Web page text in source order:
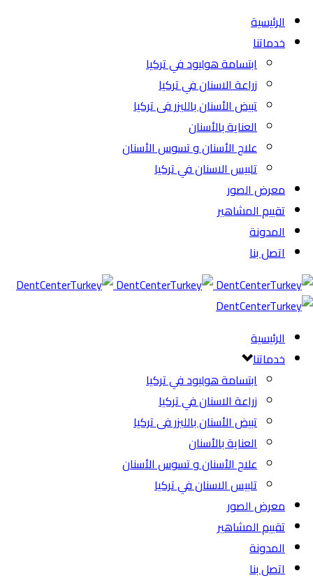
الرئيسية
خدماتنا
ابتسامة هوليود في تركيا
زراعة الاسنان في تركيا
تبيض الأسنان بالليزر فى تركيا
العناية بالأسنان
علاج الأسنان و تسوس الأسنان
تلبيس الاسنان في تركيا
معرض الصور
تقييم المشاهير
المدونة
اتصل بنا
الرئيسية
خدماتنا
ابتسامة هوليود في تركيا
زراعة الاسنان في تركيا
تبيض الأسنان بالليزر فى تركيا
العناية بالأسنان
علاج الأسنان و تسوس الأسنان
تلبيس الاسنان في تركيا
معرض الصور
تقييم المشاهير
المدونة
اتصل بنا